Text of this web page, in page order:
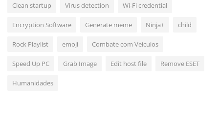
Clean startup Virus detection Wi-Fi credential
Encryption Software Generate meme Ninja+ child
Rock Playlist emoji Combate com Veículos
Speed Up PC Grab Image Edit host file Remove ESET
Humanidades